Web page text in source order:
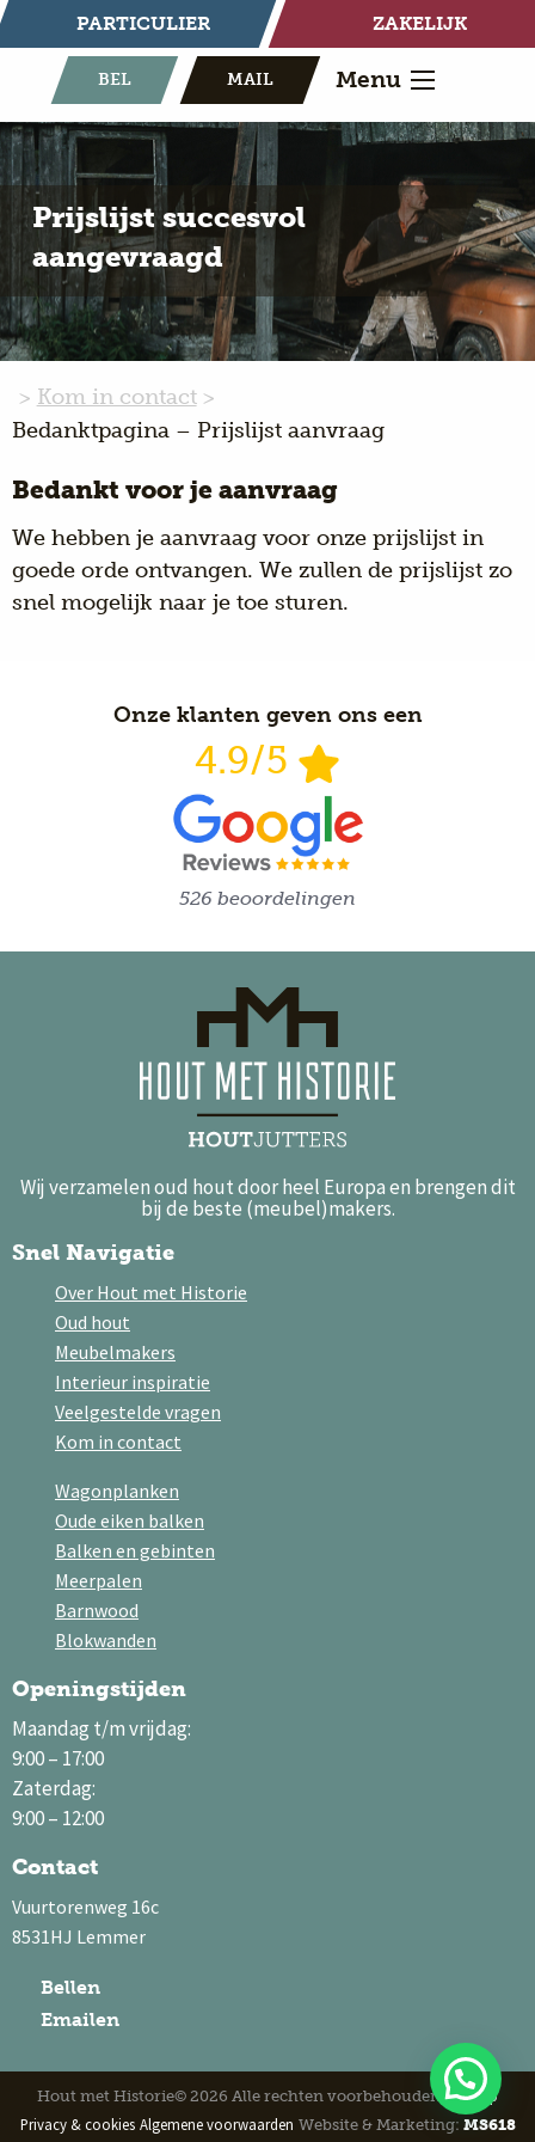
PARTICULIER ZAKELIJK
BEL MAIL Menu
Prijslijst succesvol
aangevraagd
Kom in contact
Bedanktpagina – Prijslijst aanvraag
Bedankt voor je aanvraag
We hebben je aanvraag voor onze prijslijst in
goede orde ontvangen. We zullen de prijslijst zo
snel mogelijk naar je toe sturen.
Onze klanten geven ons een
4.9/5
526 beoordelingen
Wij verzamelen oud hout door heel Europa en brengen dit
bij de beste (meubel)makers.
Snel Navigatie
Over Hout met Historie
Oud hout
Meubelmakers
Interieur inspiratie
Veelgestelde vragen
Kom in contact
Wagonplanken
Oude eiken balken
Balken en gebinten
Meerpalen
Barnwood
Blokwanden
Openingstijden
Maandag t/m vrijdag:
9:00 – 17:00
Zaterdag:
9:00 – 12:00
Contact
Vuurtorenweg 16c
8531HJ Lemmer
Bellen
Emailen
Hout met Historie© 2026 Alle rechten voorbehouden Sitemap
Privacy & cookies Algemene voorwaarden Website & Marketing: MS618